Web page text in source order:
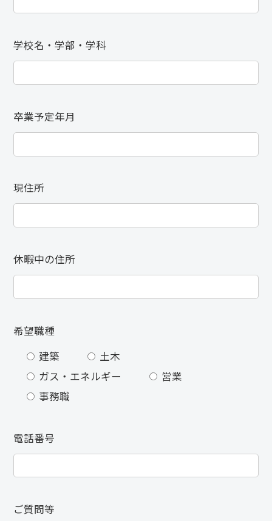
学校名・学部・学科
卒業予定年月
現住所
休暇中の住所
希望職種
建築
土木
ガス・エネルギー
営業
事務職
電話番号
ご質問等